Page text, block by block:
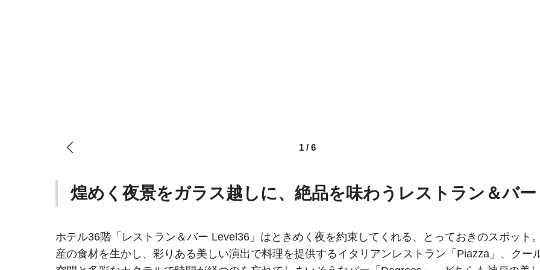
1/ 6
煌めく夜景をガラス越しに、絶品を味わうレストラン＆バー
ホテル36階「レストラン＆バー Level36」はときめく夜を約束してくれる、とっておきのスポット
産の食材を生かし、彩りある美しい演出で料理を提供するイタリアンレストラン「Piazza」、クー